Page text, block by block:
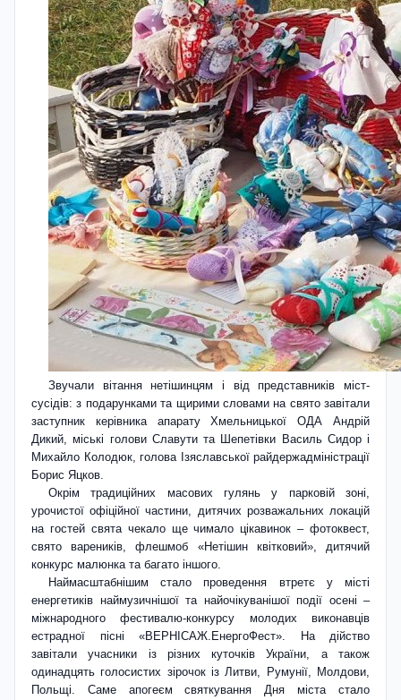
Звучали вітання нетішинцям і від представників міст-
сусідів: з подарунками та щирими словами на свято завітали
заступник кері­вника апарату Хмельницької ОДА Андрій
Дикий, міські голови Славути та Шепетівки Василь Сидор і
Михайло Колодюк, голова Ізяславської райдержадміністрації
Борис Яцков.
Окрім традиційних масових гулянь у парковій зоні,
урочистої офіційної частини, дитячих розважальних локацій
на гостей свята чекало ще чимало цікавинок – фотоквест,
свято вареників, флешмоб «Нетішин квітковий», дитячий
конкурс малюнка та багато іншого.
Наймасштабнішим стало проведення втретє у місті
енергетиків наймузичнішої та найочікуванішої події осені –
між­на­­родного фестивалю-конкурсу молодих виконавців
естрадної пісні «ВЕРНІСАЖ.Енер­гоФест». На дійст­во
завітали учасники із різних куточків України, а також
одинадцять голосистих зірочок із Литви, Румунії, Молдови,
Польщі. Саме апогеєм свя­т­кування Дня міста стало